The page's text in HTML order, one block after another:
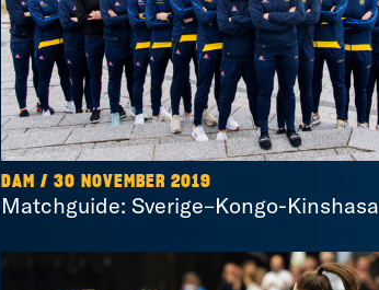
DAM / 30 NOVEMBER 2019
Matchguide: Sverige–Kongo-Kinshasa